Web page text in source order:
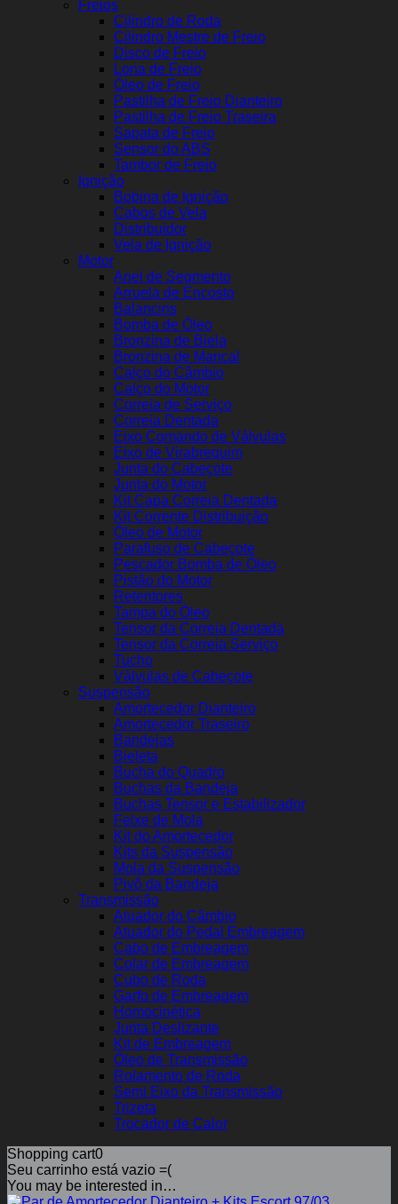
Freios
Cilindro de Roda
Cilindro Mestre de Freio
Disco de Freio
Lona de Freio
Óleo de Freio
Pastilha de Freio Dianteiro
Pastilha de Freio Traseira
Sapata de Freio
Sensor do ABS
Tambor de Freio
Ignição
Bobina de Ignição
Cabos de Vela
Distribuidor
Vela de Ignição
Motor
Anel de Segmento
Arruela de Encosto
Balancins
Bomba de Óleo
Bronzina de Biela
Bronzina de Mancal
Calço do Câmbio
Calço do Motor
Correia de Serviço
Correia Dentada
Eixo Comando de Válvulas
Eixo de Virabrequim
Junta do Cabeçote
Junta do Motor
Kit Capa Correia Dentada
Kit Corrente Distribuição
Óleo de Motor
Parafuso de Cabeçote
Pescador Bomba de Óleo
Pistão do Motor
Retentores
Tampa do Óleo
Tensor da Correia Dentada
Tensor da Correia Serviço
Tucho
Válvulas de Cabeçote
Suspensão
Amortecedor Dianteiro
Amortecedor Traseiro
Bandejas
Bieleta
Bucha do Quadro
Buchas da Bandeja
Buchas Tensor e Estabilizador
Feixe de Mola
Kit do Amortecedor
Kits da Suspensão
Mola da Suspensão
Pivô da Bandeja
Transmissão
Atuador do Câmbio
Atuador do Pedal Embreagem
Cabo de Embreagem
Colar de Embreagem
Cubo de Roda
Garfo de Embreagem
Homocinética
Junta Deslizante
Kit de Embreagem
Óleo de Transmissão
Rolamento de Roda
Semi Eixo da Transmissão
Trizeta
Trocador de Calor
Shopping cart0
Seu carrinho está vazio =(
You may be interested in…